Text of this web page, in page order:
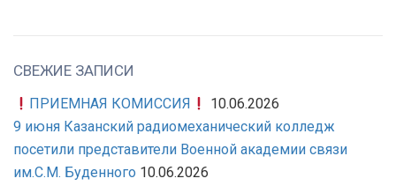
СВЕЖИЕ ЗАПИСИ
ПРИЕМНАЯ КОМИССИЯ
10.06.2026
9 июня Казанский радиомеханический колледж
посетили представители Военной академии связи
им.С.М. Буденного 10.06.2026